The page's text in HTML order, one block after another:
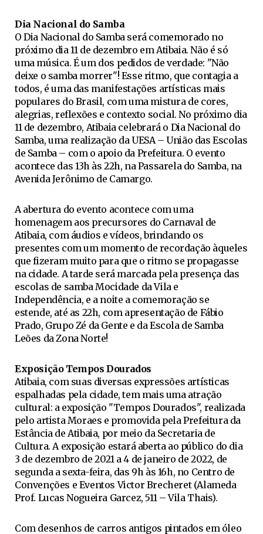
Dia Nacional do Samba
O Dia Nacional do Samba será comemorado no
próximo dia 11 de dezembro em Atibaia. Não é só
uma música. É um dos pedidos de verdade: "Não
deixe o samba morrer"! Esse ritmo, que contagia a
todos, é uma das manifestações artísticas mais
populares do Brasil, com uma mistura de cores,
alegrias, reflexões e contexto social. No próximo dia
11 de dezembro, Atibaia celebrará o Dia Nacional do
Samba, uma realização da UESA – União das Escolas
de Samba – com o apoio da Prefeitura. O evento
acontece das 13h às 22h, na Passarela do Samba, na
Avenida Jerônimo de Camargo.
A abertura do evento acontece com uma
homenagem aos precursores do Carnaval de
Atibaia, com áudios e vídeos, brindando os
presentes com um momento de recordação àqueles
que fizeram muito para que o ritmo se propagasse
na cidade. A tarde será marcada pela presença das
escolas de samba Mocidade da Vila e
Independência, e a noite a comemoração se
estende, até as 22h, com apresentação de Fábio
Prado, Grupo Zé da Gente e da Escola de Samba
Leões da Zona Norte!
Exposição Tempos Dourados
Atibaia, com suas diversas expressões artísticas
espalhadas pela cidade, tem mais uma atração
cultural: a exposição "Tempos Dourados", realizada
pelo artista Moraes e promovida pela Prefeitura da
Estância de Atibaia, por meio da Secretaria de
Cultura. A exposição estará aberta ao público do dia
3 de dezembro de 2021 a 4 de janeiro de 2022, de
segunda a sexta-feira, das 9h às 16h, no Centro de
Convenções e Eventos Victor Brecheret (Alameda
Prof. Lucas Nogueira Garcez, 511 – Vila Thais).
Com desenhos de carros antigos pintados em óleo